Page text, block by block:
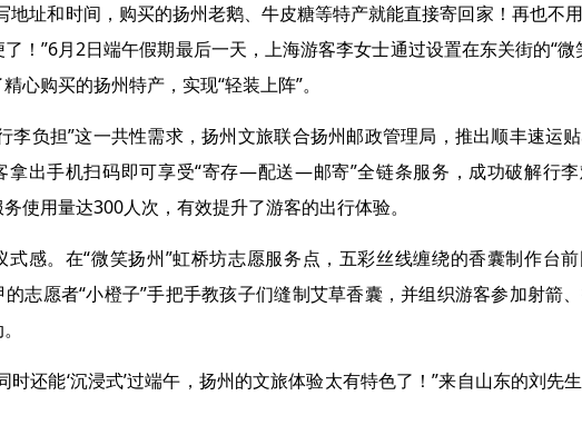
地址和时间，购买的扬州老鹅、牛皮糖等特产就能直接寄回家！再也不
！”6月2日端午假期最后一天，上海游客李女士通过设置在东关街的“微
心购买的扬州特产，实现“轻装上阵”。
李负担”这一共性需求，扬州文旅联合扬州邮政管理局，推出顺丰速运
拿出手机扫码即可享受“寄存—配送—邮寄”全链条服务，成功破解行
使用量达300人次，有效提升了游客的出行体验。
式感。在“微笑扬州”虹桥坊志愿服务点，五彩丝线缠绕的香囊制作台
志愿者“小橙子”手把手教孩子们缝制艾草香囊，并组织游客参加射箭
时还能‘沉浸式’过端午，扬州的文旅体验太有特色了！”来自山东的刘先